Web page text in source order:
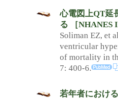
心電図上QT延
る ［NHANES
Soliman EZ, et
ventricular
of mortality in
7: 400-6.
若年者におけ